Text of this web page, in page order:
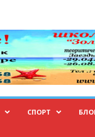
СПОРТ